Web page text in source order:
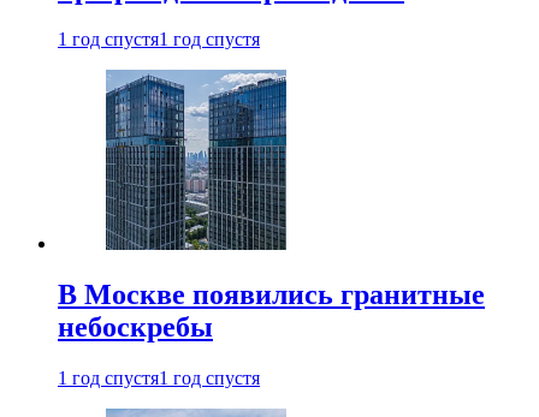
1 год спустя1 год спустя
В Москве появились гранитные
небоскребы
1 год спустя1 год спустя